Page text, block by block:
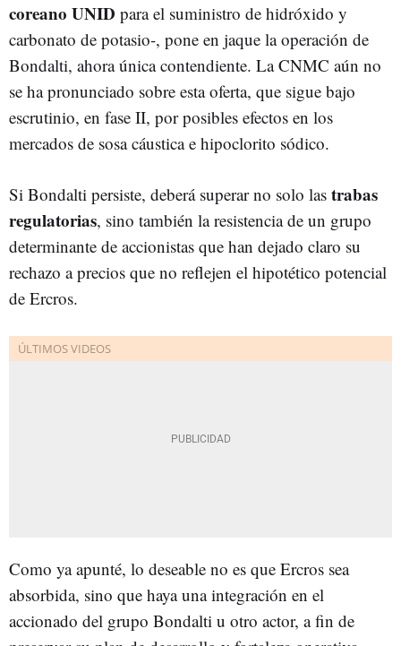
coreano UNID para el suministro de hidróxido y
carbonato de potasio-, pone en jaque la operación de
Bondalti, ahora única contendiente. La CNMC aún no
se ha pronunciado sobre esta oferta, que sigue bajo
escrutinio, en fase II, por posibles efectos en los
mercados de sosa cáustica e hipoclorito sódico.
Si Bondalti persiste, deberá superar no solo las trabas
regulatorias, sino también la resistencia de un grupo
determinante de accionistas que han dejado claro su
rechazo a precios que no reflejen el hipotético potencial
de Ercros.
Como ya apunté, lo deseable no es que Ercros sea
absorbida, sino que haya una integración en el
accionado del grupo Bondalti u otro actor, a fin de